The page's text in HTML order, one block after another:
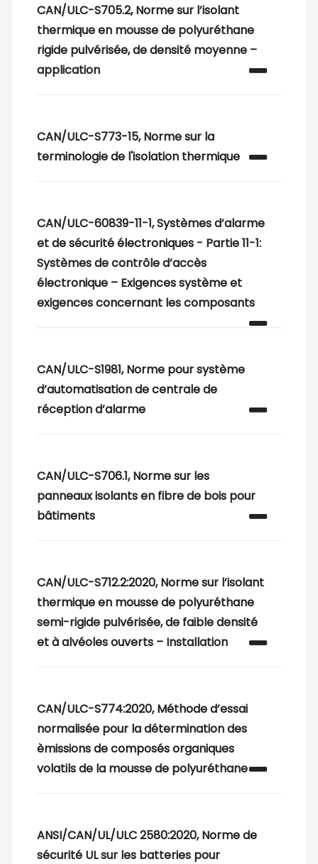
CAN/ULC-S705.2, Norme sur l’isolant
thermique en mousse de polyuréthane
rigide pulvérisée, de densité moyenne –
application
CAN/ULC-S773-15, Norme sur la
terminologie de l'isolation thermique
CAN/ULC-60839-11-1, Systèmes d’alarme
et de sécurité électroniques - Partie 11-1:
Systèmes de contrôle d’accès
électronique – Exigences système et
exigences concernant les composants
CAN/ULC-S1981, Norme pour système
d’automatisation de centrale de
réception d’alarme
CAN/ULC-S706.1, Norme sur les
panneaux isolants en fibre de bois pour
bâtiments
CAN/ULC-S712.2:2020, Norme sur l’isolant
thermique en mousse de polyuréthane
semi-rigide pulvérisée, de faible densité
et à alvéoles ouverts – Installation
CAN/ULC-S774:2020, Méthode d’essai
normalisée pour la détermination des
èmissions de composés organiques
volatils de la mousse de polyuréthane
ANSI/CAN/UL/ULC 2580:2020, Norme de
sécurité UL sur les batteries pour